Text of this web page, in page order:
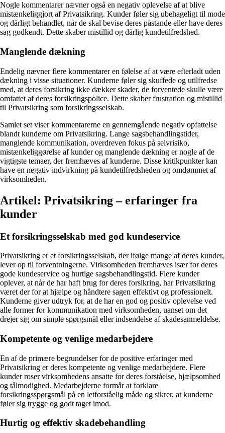
Nogle kommentarer nævner også en negativ oplevelse af at blive
mistænkeliggjort af Privatsikring. Kunder føler sig ubehageligt til mode
og dårligt behandlet, når de skal bevise deres påstande eller have deres
sag godkendt. Dette skaber mistillid og dårlig kundetilfredshed.
Manglende dækning
Endelig nævner flere kommentarer en følelse af at være efterladt uden
dækning i visse situationer. Kunderne føler sig skuffede og utilfredse
med, at deres forsikring ikke dækker skader, de forventede skulle være
omfattet af deres forsikringspolice. Dette skaber frustration og mistillid
til Privatsikring som forsikringsselskab.
Samlet set viser kommentarerne en gennemgående negativ opfattelse
blandt kunderne om Privatsikring. Lange sagsbehandlingstider,
manglende kommunikation, overdreven fokus på selvrisiko,
mistænkeliggørelse af kunder og manglende dækning er nogle af de
vigtigste temaer, der fremhæves af kunderne. Disse kritikpunkter kan
have en negativ indvirkning på kundetilfredsheden og omdømmet af
virksomheden.
Artikel: Privatsikring – erfaringer fra
kunder
Et forsikringsselskab med god kundeservice
Privatsikring er et forsikringsselskab, der ifølge mange af deres kunder,
lever op til forventningerne. Virksomheden fremhæves især for deres
gode kundeservice og hurtige sagsbehandlingstid. Flere kunder
oplever, at når de har haft brug for deres forsikring, har Privatsikring
været der for at hjælpe og håndtere sagen effektivt og professionelt.
Kunderne giver udtryk for, at de har en god og positiv oplevelse ved
alle former for kommunikation med virksomheden, uanset om det
drejer sig om simple spørgsmål eller indsendelse af skadesanmeldelse.
Kompetente og venlige medarbejdere
En af de primære begrundelser for de positive erfaringer med
Privatsikring er deres kompetente og venlige medarbejdere. Flere
kunder roser virksomhedens ansatte for deres forståelse, hjælpsomhed
og tålmodighed. Medarbejderne formår at forklare
forsikringsspørgsmål på en letforståelig måde og sikrer, at kunderne
føler sig trygge og godt taget imod.
Hurtig og effektiv skadebehandling